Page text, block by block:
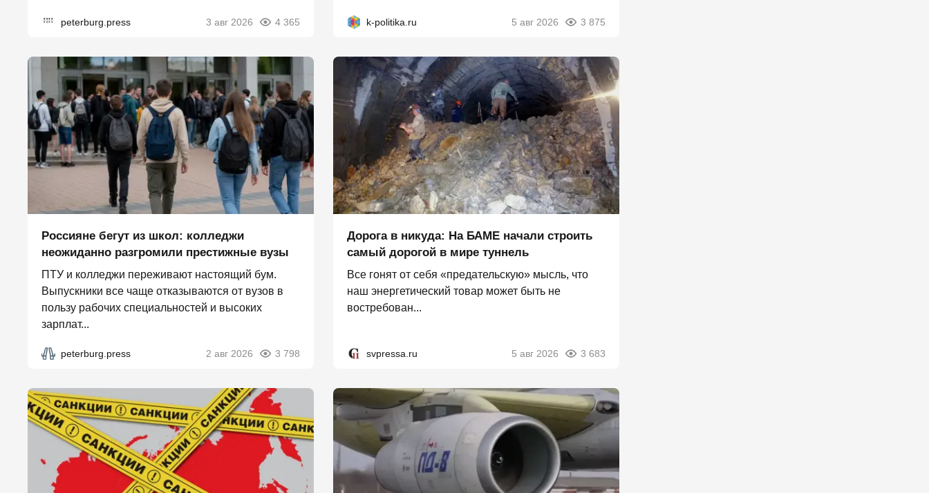
peterburg.press 3 авг 2026 4 365 k-politika.ru 5 авг 2026 3 875
Россияне бегут из школ: колледжи
неожиданно разгромили престижные вузы
ПТУ и колледжи переживают настоящий бум.
Выпускники все чаще отказываются от вузов в
пользу рабочих специальностей и высоких
зарплат...
peterburg.press 2 авг 2026 3 798
Дорога в никуда: На БАМЕ начали строить
самый дорогой в мире туннель
Все гонят от себя «предательскую» мысль, что
наш энергетический товар может быть не
востребован...
svpressa.ru 5 авг 2026 3 683